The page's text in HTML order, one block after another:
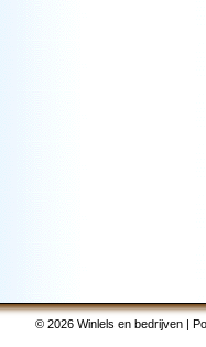
© 2026 Winlels en bedrijven |